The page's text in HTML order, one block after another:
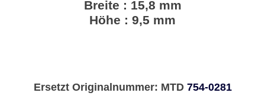
Breite : 15,8 mm
Höhe : 9,5 mm
Ersetzt Originalnummer: MTD 754-0281